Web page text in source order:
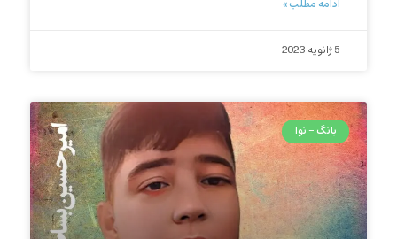
ادامه مطلب »
5 ژانویه 2023
بانگ - نوا